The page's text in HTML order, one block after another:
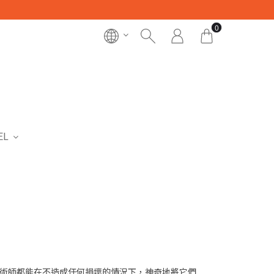
0
師都能在不造成任何損壞的情況下，神奇地將它們